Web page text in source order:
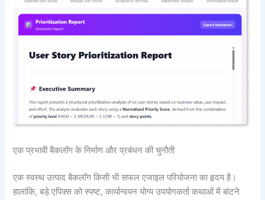
एक प्रभावी बैकलॉग के निर्माण और प्रबंधन की चुनौती
एक स्वस्थ उत्पाद बैकलॉग किसी भी सफल एजाइल परियोजना का हृदय है।
हालांकि, बड़े एपिक्स को स्पष्ट, कार्यान्वयन योग्य उपयोगकर्ता कथाओं में बांटने